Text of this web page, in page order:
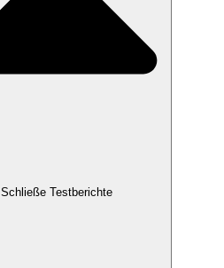
Schließe Testberichte